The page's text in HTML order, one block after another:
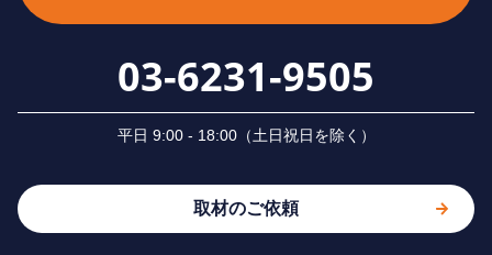
03-6231-9505
平⽇ 9:00 - 18:00（⼟⽇祝⽇を除く）
取材のご依頼